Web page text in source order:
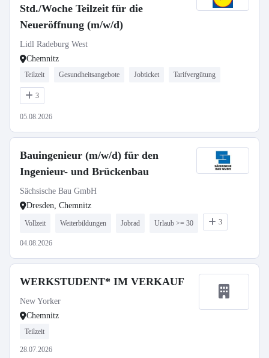
Std./Woche Teilzeit für die
Neueröffnung (m/w/d)
Lidl Radeburg West
Chemnitz
Teilzeit Gesundheitsangebote Jobticket Tarifvergütung
3
05.08.2026
Bauingenieur (m/w/d) für den
Ingenieur- und Brückenbau
Sächsische Bau GmbH
Dresden, Chemnitz
Vollzeit Weiterbildungen Jobrad Urlaub >= 30 3
04.08.2026
WERKSTUDENT* IM VERKAUF
New Yorker
Chemnitz
Teilzeit
28.07.2026